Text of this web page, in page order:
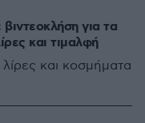
για τα
και τιμαλφή
και κοσμήματα